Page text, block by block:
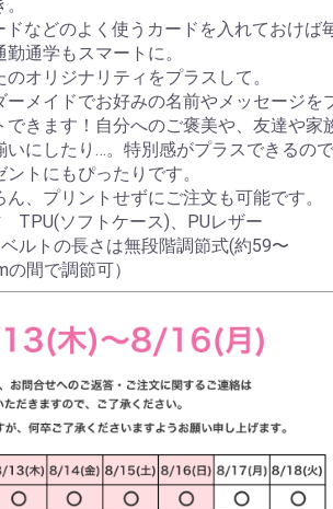
ドなどのよく使うカードを入れておけば
勤通学もスマートに。
のオリジナリティをプラスして。
ーメイドでお好みの名前やメッセージを
できます！自分へのご褒美や、友達や家
いにしたり…。特別感がプラスできるので
ントにもぴったりです。
ん、プリントせずにご注文も可能です。
TPU(ソフトケース)、PUレザー
ルトの長さは無段階調節式(約59〜
の間で調節可）